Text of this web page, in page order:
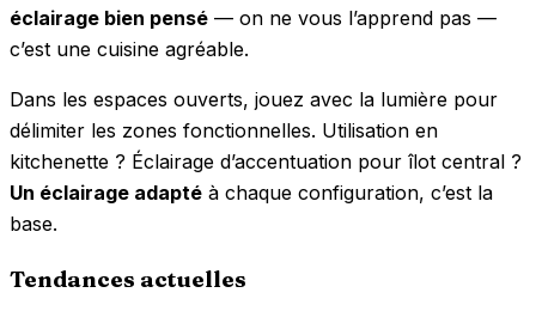
éclairage bien pensé — on ne vous l’apprend pas —
c’est une cuisine agréable.
Dans les espaces ouverts, jouez avec la lumière pour
délimiter les zones fonctionnelles. Utilisation en
kitchenette ? Éclairage d’accentuation pour îlot central ?
Un éclairage adapté à chaque configuration, c’est la
base.
Tendances actuelles